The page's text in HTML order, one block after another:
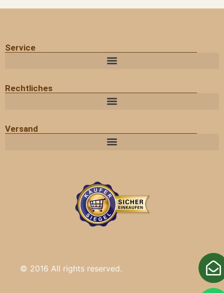
Service
Rechtliches
Versand
© 2016 All rights reserved.